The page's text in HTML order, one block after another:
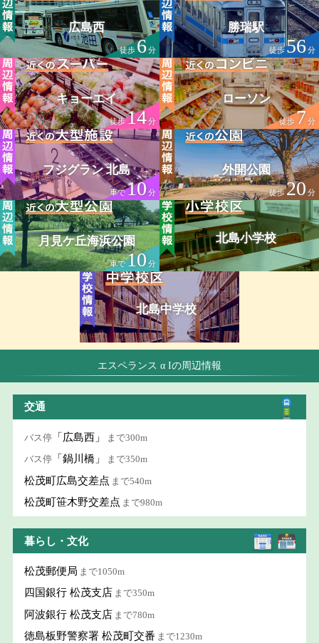
広島西
徒歩6分
勝瑞駅
徒歩56分
キョーエイ
徒歩14分
ローソン
徒歩7分
フジグラン 北島
車で10分
外開公園
徒歩20 分
月見ケ丘海浜公園
車で10分
北島小学校
北島中学校
エスペランス α Iの周辺情報
交通
バス停 「広島西」 まで300m
バス停 「鍋川橋」 まで350m
松茂町広島交差点 まで540m
松茂町笹木野交差点 まで980m
暮らし・文化
松茂郵便局 まで1050m
四国銀行 松茂支店 まで350m
阿波銀行 松茂支店 まで780m
徳島板野警察署 松茂町交番 まで1230m